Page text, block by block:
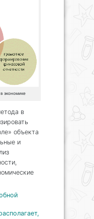
экономике
в
объекта
и